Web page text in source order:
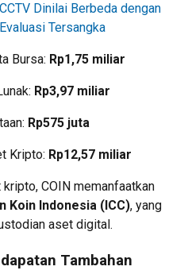
Dinilai Berbeda dengan
Tersangka
Bursa: Rp1,75 miliar
Rp3,97 miliar
Rp575 juta
Kripto: Rp12,57 miliar
COIN memanfaatkan
Koin Indonesia (ICC), yang
aset digital.
Tambahan